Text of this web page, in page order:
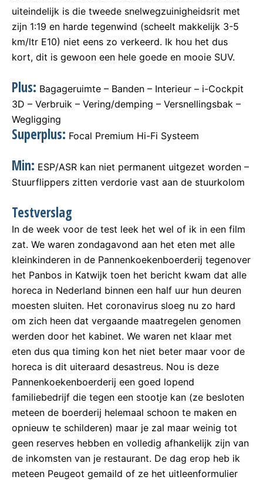
uiteindelijk is die tweede snelwegzuinigheidsrit met
zijn 1:19 en harde tegenwind (scheelt makkelijk 3-5
km/ltr E10) niet eens zo verkeerd. Ik hou het dus
kort, dit is gewoon een hele goede en mooie SUV.
Plus: Bagageruimte – Banden – Interieur – i-Cockpit
3D – Verbruik – Vering/demping – Versnellingsbak –
Wegligging
Superplus: Focal Premium Hi-Fi Systeem
Min: ESP/ASR kan niet permanent uitgezet worden –
Stuurflippers zitten verdorie vast aan de stuurkolom
Testverslag
In de week voor de test leek het wel of ik in een film
zat. We waren zondagavond aan het eten met alle
kleinkinderen in de Pannenkoekenboerderij tegenover
het Panbos in Katwijk toen het bericht kwam dat alle
horeca in Nederland binnen een half uur hun deuren
moesten sluiten. Het coronavirus sloeg nu zo hard
om zich heen dat vergaande maatregelen genomen
werden door het kabinet. We waren net klaar met
eten dus qua timing kon het niet beter maar voor de
horeca is dit uiteraard desastreus. Nou is deze
Pannenkoekenboerderij een goed lopend
familiebedrijf die tegen een stootje kan (ze besloten
meteen de boerderij helemaal schoon te maken en
opnieuw te schilderen) maar je zal maar weinig tot
geen reserves hebben en volledig afhankelijk zijn van
de inkomsten van je restaurant. De dag erop heb ik
meteen Peugeot gemaild of ze het uitleenformulier